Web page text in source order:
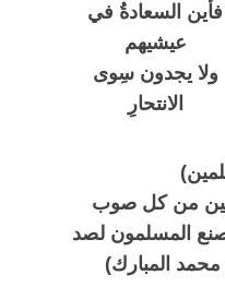
فأين السعادةُ في
عيشيهم
ولا يجدون سِوى
الانتحارِ
من كل صوب
المسلمون لصد
المبارك)